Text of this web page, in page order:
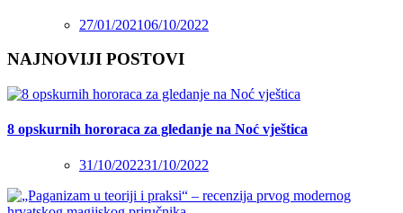
27/01/202106/10/2022
NAJNOVIJI POSTOVI
8 opskurnih hororaca za gledanje na Noć vještica
31/10/202231/10/2022